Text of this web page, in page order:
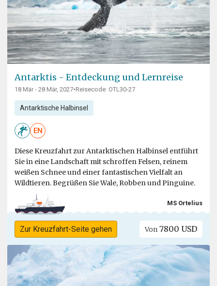
Antarktis - Entdeckung und Lernreise
18 Mär - 28 Mär, 2027•Reisecode: OTL30-27
Antarktische Halbinsel
EN
Diese Kreuzfahrt zur Antarktischen Halbinsel entführt
Sie in eine Landschaft mit schroffen Felsen, reinem
weißen Schnee und einer fantastischen Vielfalt an
Wildtieren. Begrüßen Sie Wale, Robben und Pinguine.
MS Ortelius
Zur Kreuzfahrt-Seite gehen Von 7800 USD